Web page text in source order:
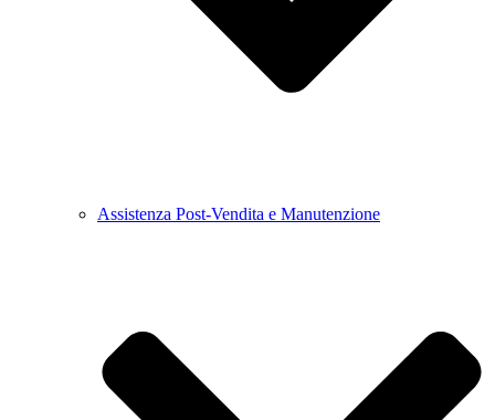
Assistenza Post-Vendita e Manutenzione